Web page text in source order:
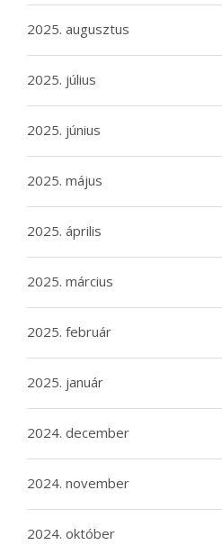
2025. augusztus
2025. július
2025. június
2025. május
2025. április
2025. március
2025. február
2025. január
2024. december
2024. november
2024. október